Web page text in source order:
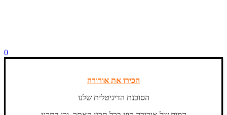
0
הכירו את אורורה
הסוכנת הדיגיטלית שלנו